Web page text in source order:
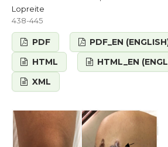
Lopreite
438-445
PDF
PDF_EN
HTML
HTML_EN
XML